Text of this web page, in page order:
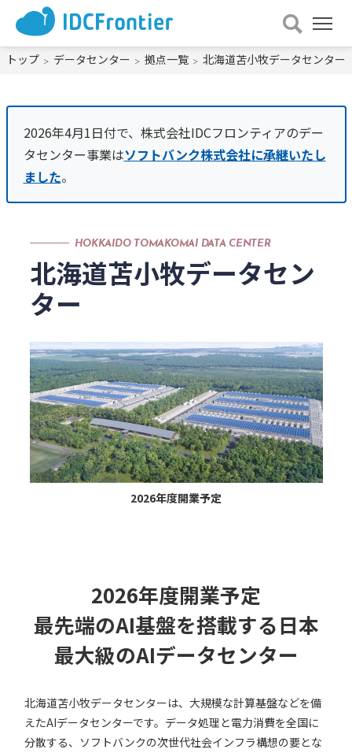
メ
を
トップ データセンター 拠点一覧 北海道苫小牧データセンター
2026年4月1日付で、株式会社IDCフロンティアのデー
タセンター事業はソフトバンク株式会社に承継いたし
ました。
HOKKAIDO TOMAKOMAI DATA CENTER
北海道苫小牧データセン
ター
2026年度開業予定
2026年度開業予定
最先端のAI基盤を搭載する日本
最大級のAIデータセンター
北海道苫小牧データセンターは、大規模な計算基盤などを備
えたAIデータセンターです。データ処理と電力消費を全国に
分散する、ソフトバンクの次世代社会インフラ構想の要とな